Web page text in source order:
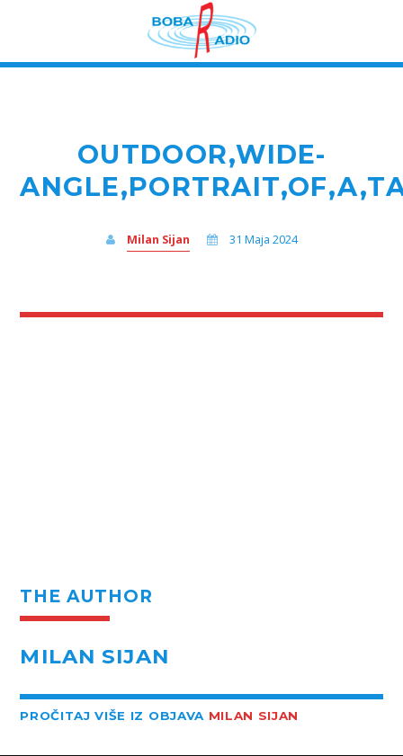
OUTDOOR,WIDE-
Milan Sijan 31 Maja 2024
THE AUTHOR
MILAN SIJAN
PROČITAJ VIŠE IZ OBJAVA MILAN SIJAN